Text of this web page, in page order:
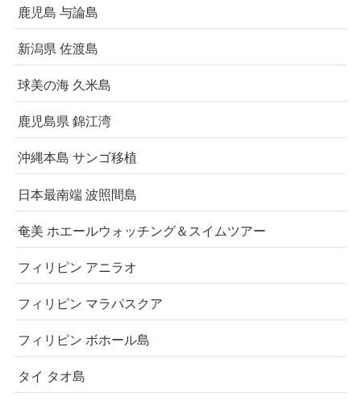
鹿児島 与論島
新潟県 佐渡島
球美の海 久米島
鹿児島県 錦江湾
沖縄本島 サンゴ移植
日本最南端 波照間島
奄美 ホエールウォッチング＆スイムツアー
フィリピン アニラオ
フィリピン マラパスクア
フィリピン ボホール島
タイ タオ島